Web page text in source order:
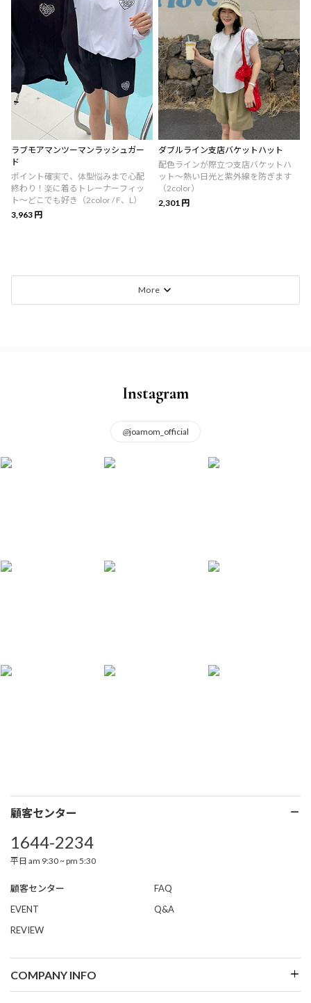
ラブモアマンツーマンラッシュガー
ド
ポイント確実で、体型悩みまで心配
終わり！楽に着るトレーナーフィッ
ト〜どこでも好き（2color / F、L）
3,963 円
ダブルライン支店バケットハット
配色ラインが際立つ支店バケットハ
ット～熱い日光と紫外線を防ぎます
（2color）
2,301 円
More
Instagram
@joamom_official
顧客センター
1644-2234
平日 am 9:30 ~ pm 5:30
顧客センター
FAQ
EVENT
Q&A
REVIEW
COMPANY INFO